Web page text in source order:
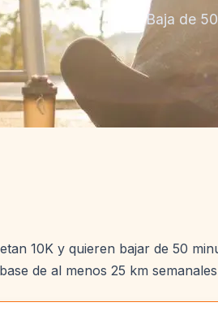
Baja de
10K y quieren bajar de 50
de al menos 25 km